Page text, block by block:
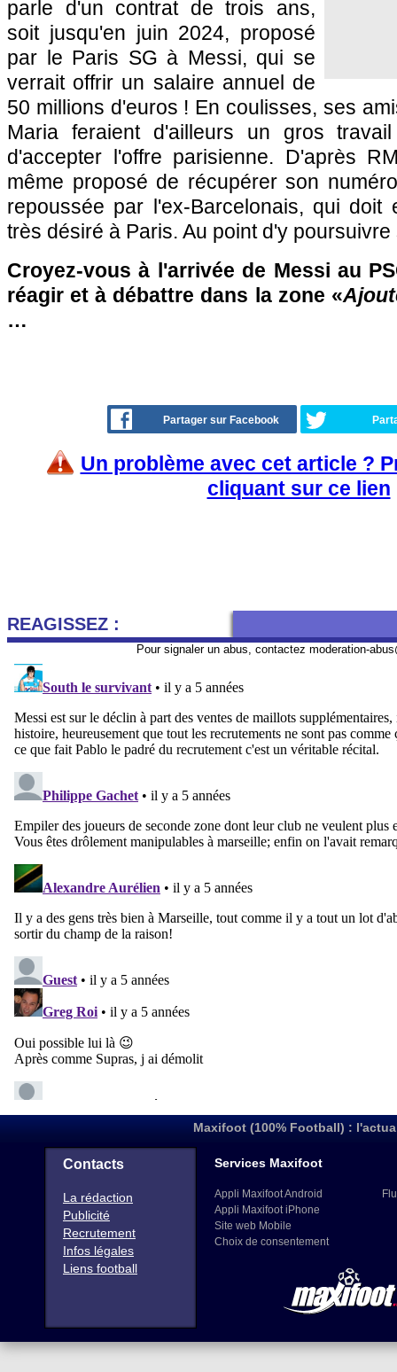
parle d'un contrat de trois ans,
soit jusqu'en juin 2024, proposé
par le Paris SG à Messi, qui se
verrait offrir un salaire annuel de
50 millions d'euros ! En coulisses, ses
Maria feraient d'ailleurs un gros
d'accepter l'offre parisienne. D'après
même proposé de récupérer son
repoussée par l'ex-Barcelonais, qui
très désiré à Paris. Au point d'y
Croyez-vous à l'arrivée de Messi au
réagir et à débattre dans la zone «
…
Partager sur Facebook
Un problème avec cet article ?
cliquant sur ce lien
REAGISSEZ :
Pour signaler un abus, contactez moderation-
Maxifoot (100% Football) :
Contacts
La rédaction
Publicité
Recrutement
Infos légales
Liens football
Services Maxifoot
Appli Maxifoot Android
Appli Maxifoot iPhone
Site web Mobile
Choix de consentement